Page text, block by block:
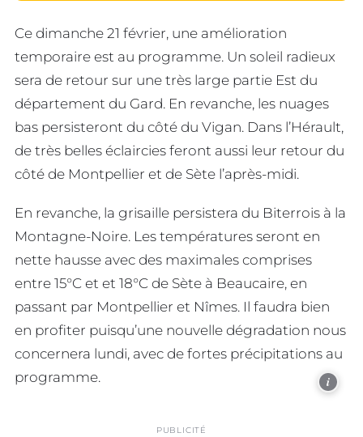
Ce dimanche 21 février, une amélioration
temporaire est au programme. Un soleil radieux
sera de retour sur une très large partie Est du
département du Gard. En revanche, les nuages
bas persisteront du côté du Vigan. Dans l’Hérault,
de très belles éclaircies feront aussi leur retour du
côté de Montpellier et de Sète l’après-midi.
En revanche, la grisaille persistera du Biterrois à la
Montagne-Noire. Les températures seront en
nette hausse avec des maximales comprises
entre 15°C et et 18°C de Sète à Beaucaire, en
passant par Montpellier et Nîmes. Il faudra bien
en profiter puisqu’une nouvelle dégradation nous
concernera lundi, avec de fortes précipitations au
programme.
i
PUBLICITÉ